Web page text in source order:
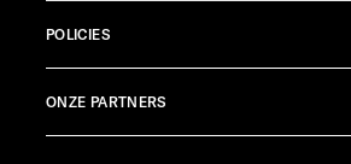
88299 Leutkirch
Germany
KLANTENSERVICE
service@service.sunlight.de
Informatiemateriaal
POLICIES
Afdruk.
ONZE PARTNERS